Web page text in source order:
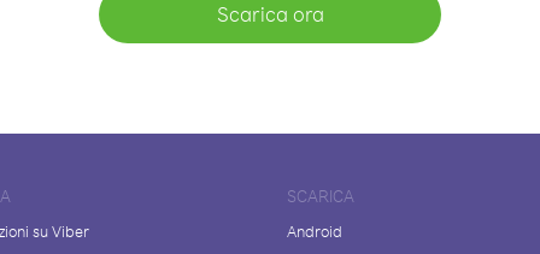
Scarica ora
su Viber
SCARICA
Android